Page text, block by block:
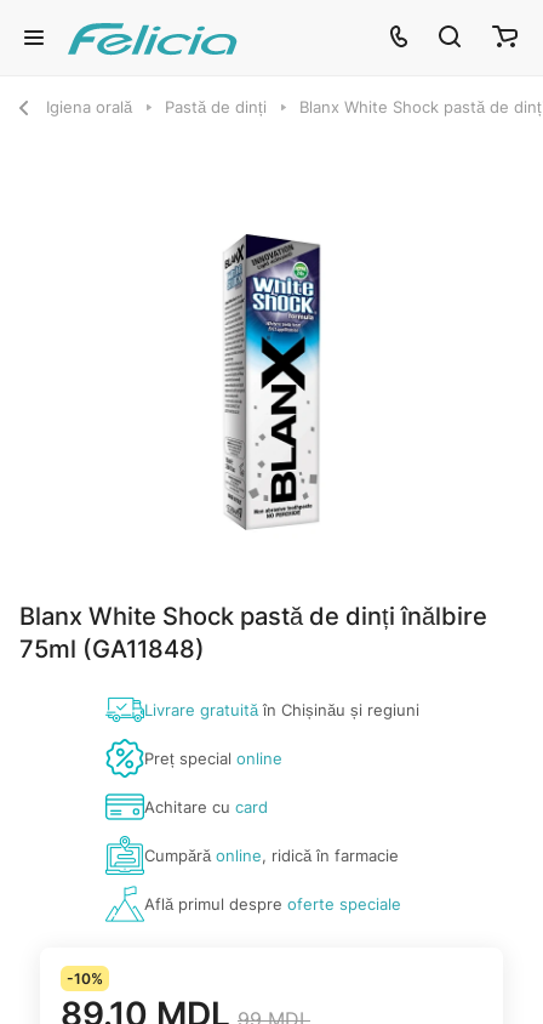
Igiena orală Pastă de dinți Blanx White Shock pastă de
Blanx White Shock pastă de dinți înălbire
75ml (GA11848)
Livrare gratuităîn Chișinău și regiuni
Preț special online
Achitare cu card
Cumpărăonline, ridică în farmacie
Află primul despre oferte speciale
-10%
89.10 MDL